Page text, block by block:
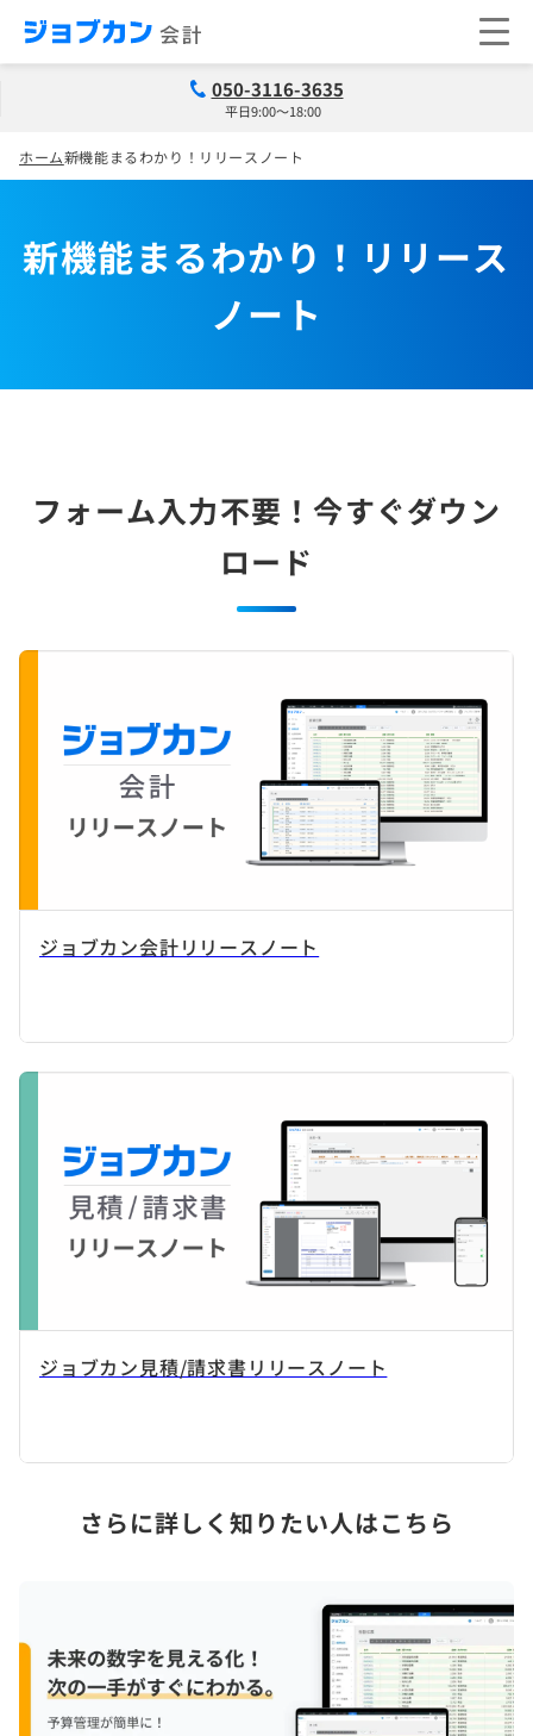
050-3116-3635
平日9:00～18:00
ホーム新機能まるわかり！リリースノート
新機能まるわかり！リリース
ノート
フォーム入力不要！今すぐダウン
ロード
ジョブカン会計リリースノート
ジョブカン見積/請求書リリースノート
さらに詳しく知りたい人はこちら